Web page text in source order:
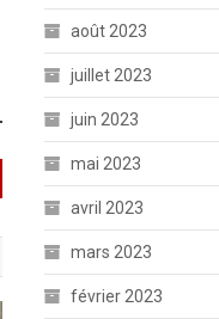
août 2023
juillet 2023
juin 2023
mai 2023
avril 2023
mars 2023
février 2023